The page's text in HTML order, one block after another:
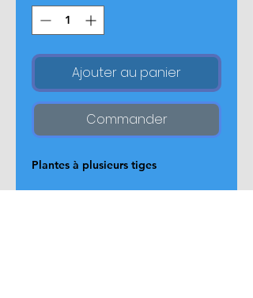
Ajouter au panier
Commander
Plantes à plusieurs tiges